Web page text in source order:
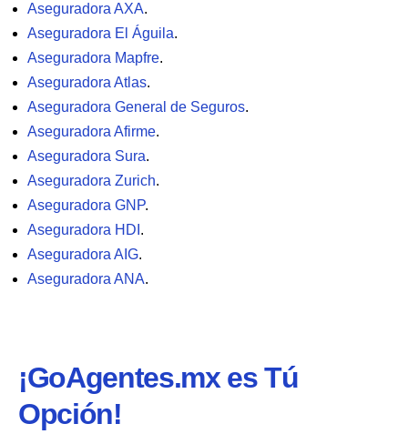
Aseguradora AXA.
Aseguradora El Águila.
Aseguradora Mapfre.
Aseguradora Atlas.
Aseguradora General de Seguros.
Aseguradora Afirme.
Aseguradora Sura.
Aseguradora Zurich.
Aseguradora GNP.
Aseguradora HDI .
Aseguradora AIG.
Aseguradora ANA.
¡GoAgentes.mx es Tú
Opción!